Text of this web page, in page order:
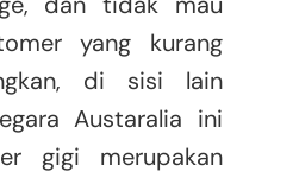
yang kurang
di sisi lain
Austaralia ini
gigi merupakan